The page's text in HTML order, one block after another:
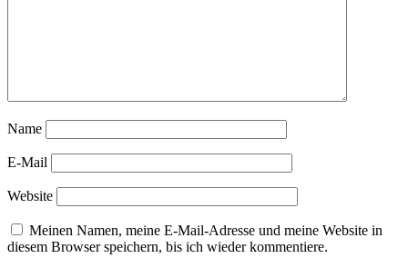
Name
E-Mail
Website
Meinen Namen, meine E-Mail-Adresse und meine Website in
diesem Browser speichern, bis ich wieder kommentiere.